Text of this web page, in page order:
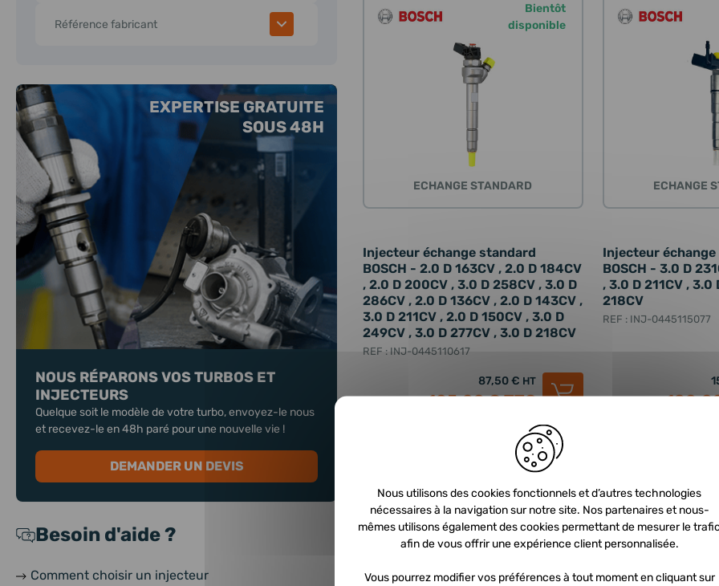
Référence fabricant
EXPERTISE GRATUITE
SOUS 48H
NOUS RÉPARONS VOS TURBOS ET
INJECTEURS
Quelque soit le modèle de votre turbo, envoyez-le nous
et recevez-le en 48h paré pour une nouvelle vie !
DEMANDER UN DEVIS
Besoin d'aide ?
Comment choisir un injecteur
Bientôt
disponible
ECHANGE STANDARD
Injecteur échange standard
BOSCH - 2.0 D 163CV , 2.0 D 184CV
, 2.0 D 200CV , 3.0 D 258CV , 3.0 D
286CV , 2.0 D 136CV , 2.0 D 143CV ,
3.0 D 211CV , 2.0 D 150CV , 3.0 D
249CV , 3.0 D 277CV , 3.0 D 218CV
REF : INJ-0445110617
87,50 € HT
105,00 €TTC
ECHANGE
Injecteur
BOSCH - 3.0 D
, 3.0 D 211CV , 3.0
218CV
REF : INJ-0445115077
Bmw
Nous utilisons des cookies fonctionnels et d’autres technologies
nécessaires à la navigation sur notre site. Nos partenaires et nous-
mêmes utilisons également des cookies permettant de mesurer le
afin de vous offrir une expérience client personnalisée.
Vous pourrez modifier vos préférences à tout moment en cliquant sur